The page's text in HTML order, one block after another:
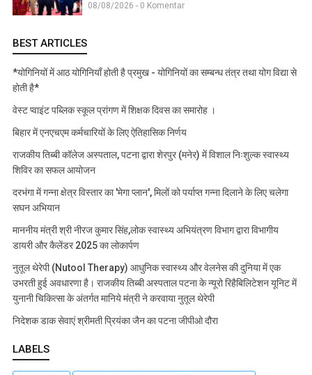
08/08/2026 - 0 Komentar
BEST ARTICLES
*योगिनियों में आठ योगिनियाँ होती है प्रमुख - योगिनियों का सम्बन्ध तंत्र तथा योग विद्या से
होती है*
वेस्ट प्वाइंट पब्लिक स्कूल प्रांगण में शिक्षक दिवस का समारोह ।
बिहार में एनएचएम कर्मचारियों के लिए ऐतिहासिक निर्णय
राजकीय तिब्बी कॉलेज अस्पताल, पटना द्वारा शेरपुर (मनेर) में विशाल निःशुल्क स्वास्थ्य
शिविर का सफल आयोजन
दरभंगा में गन्ना क्षेत्र विस्तार का 'मेगा प्लान', मिलों को पर्याप्त गन्ना दिलाने के लिए चलेगा
सघन अभियान
माननीय मंत्री श्री नीरज कुमार सिंह,लोक स्वास्थ्य अभियंत्रण विभाग द्वारा विभागीय
डायरी और कैलेंडर 2025 का लोकार्पण
नुतूल थेरेपी (Nutool Therapy) आधुनिक स्वास्थ्य और वेलनेस की दुनिया में एक
उभरती हुई अवधारणा है। राजकीय तिब्बी अस्पताल पटना के न्यूरो रिहैबिलिटेशन यूनिट में
युनानी चिकित्सा के अंतर्गत मानिये मंत्री ने करवाया नुतूल थेरेपी
निदेशक डाक सेवाएं श्रीमती प्रियंका जैन का पटना जीपीओ दौरा
LABELS